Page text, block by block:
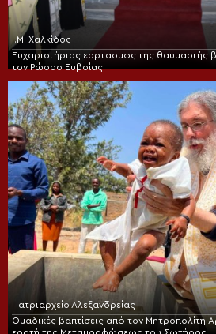
Ι.Μ. Χαλκίδος
Ευχαριστήριος εορτασμός της θαυμαστής
τον Ρώσσο Ευβοίας
Πατριαρχείο Αλεξανδρείας
Ομαδικές βαπτίσεις από τον Μητροπολίτη